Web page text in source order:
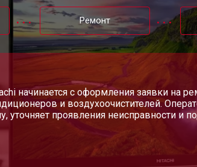
мин от 3100 ₽
от 3700 ₽
мин от 5500 ₽
мин от 3900 ₽
Ремонт
начинается с оформления заявки на
и воздухоочистителей.
проявления неисправности и